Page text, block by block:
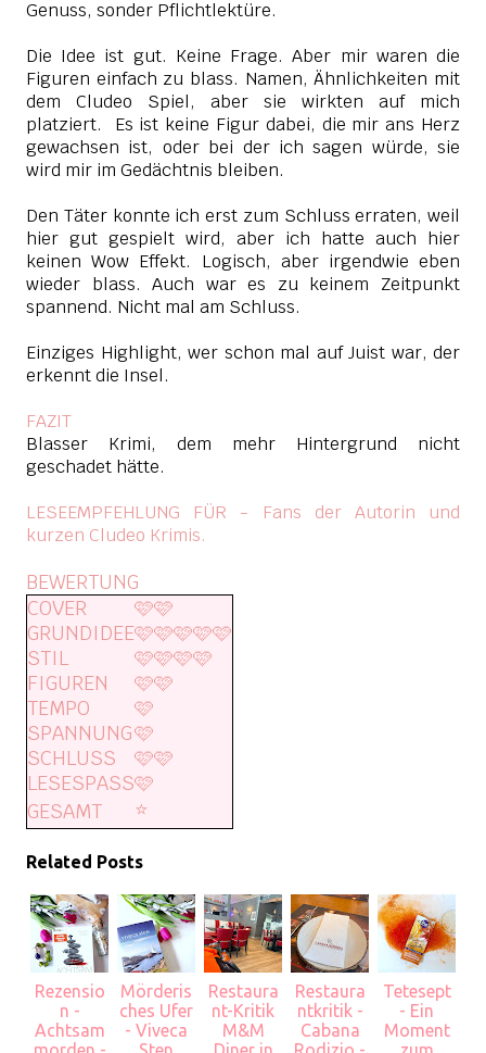
Genuss, sonder Pflichtlektüre.
Die Idee ist gut. Keine Frage. Aber mir waren die
Figuren einfach zu blass. Namen, Ähnlichkeiten mit
dem Cludeo Spiel, aber sie wirkten auf mich
platziert. Es ist keine Figur dabei, die mir ans Herz
gewachsen ist, oder bei der ich sagen würde, sie
wird mir im Gedächtnis bleiben.
Den Täter konnte ich erst zum Schluss erraten, weil
hier gut gespielt wird, aber ich hatte auch hier
keinen Wow Effekt. Logisch, aber irgendwie eben
wieder blass. Auch war es zu keinem Zeitpunkt
spannend. Nicht mal am Schluss.
Einziges Highlight, wer schon mal auf Juist war, der
erkennt die Insel.
FAZIT
Blasser Krimi, dem mehr Hintergrund nicht
geschadet hätte.
LESEEMPFEHLUNG FÜR - Fans der Autorin und
kurzen Cludeo Krimis.
BEWERTUNG
COVER
🩷🩷
GRUNDIDEE🩷🩷🩷🩷🩷
STIL
🩷🩷🩷🩷
FIGUREN
🩷🩷
TEMPO
🩷
SPANNUNG🩷
SCHLUSS
🩷🩷
LESESPASS🩷
GESAMT
⭐️
Related Posts
Rezensio
n -
Achtsam
Mörderis
ches Ufer
- Viveca
Restaura
nt-Kritik
M&M
Restaura
ntkritik -
Cabana
Tetesept
- Ein
Moment